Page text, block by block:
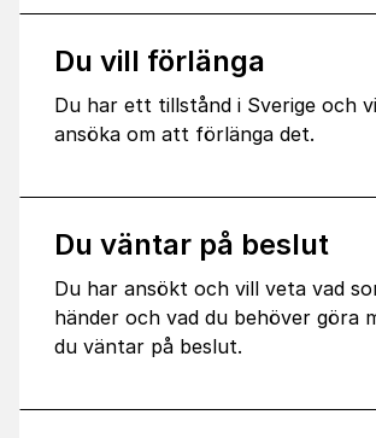
Du vill förlänga
Du har ett tillstånd i Sverige och
ansöka om att förlänga det.
Du väntar på beslut
Du har ansökt och vill veta vad
händer och vad du behöver göra
du väntar på beslut.